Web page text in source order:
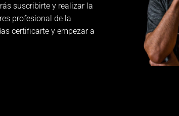
suscribirte y realizar la
profesional de la
certificarte y empezar a